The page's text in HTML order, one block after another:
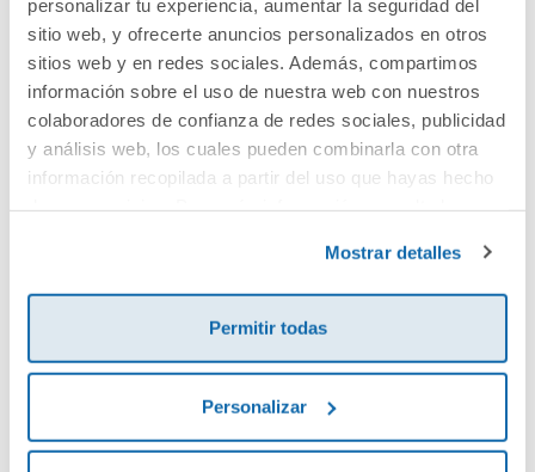
personalizar tu experiencia, aumentar la seguridad del
sitio web, y ofrecerte anuncios personalizados en otros
sitios web y en redes sociales. Además, compartimos
información sobre el uso de nuestra web con nuestros
colaboradores de confianza de redes sociales, publicidad
y análisis web, los cuales pueden combinarla con otra
información recopilada a partir del uso que hayas hecho
Mostrar detalles
Permitir todas
Personalizar
Cuéntanos tu opinión
¡Sé el primero en valorar este producto!
Envía tu opinión